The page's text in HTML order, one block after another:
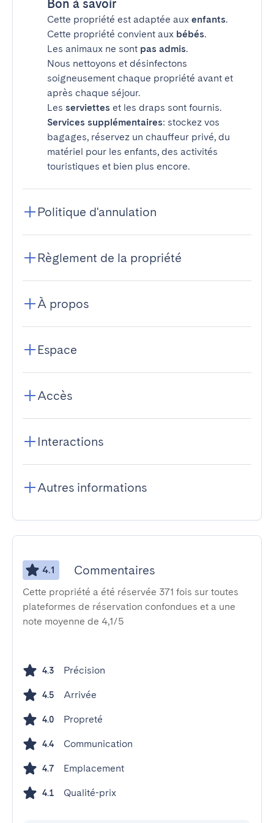
Bon à savoir
Cette propriété est adaptée aux enfants.
Cette propriété convient aux bébés.
Les animaux ne sont pas admis.
Nous nettoyons et désinfectons
soigneusement chaque propriété avant et
après chaque séjour.
Les serviettes et les draps sont fournis.
Services supplémentaires: stockez vos
bagages, réservez un chauffeur privé, du
matériel pour les enfants, des activités
touristiques et bien plus encore.
Politique d'annulation
Règlement de la propriété
À propos
Espace
Accès
Interactions
Autres informations
4.1 Commentaires
Cette propriété a été réservée 371 fois sur toutes
plateformes de réservation confondues et a une
note moyenne de 4,1/5
4.3 Précision
4.5 Arrivée
4.0 Propreté
4.4 Communication
4.7 Emplacement
4.1 Qualité-prix